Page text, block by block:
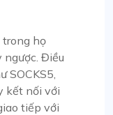
trong họ
ngược. Điều
SOCKS5,
kết nối với
tiếp với